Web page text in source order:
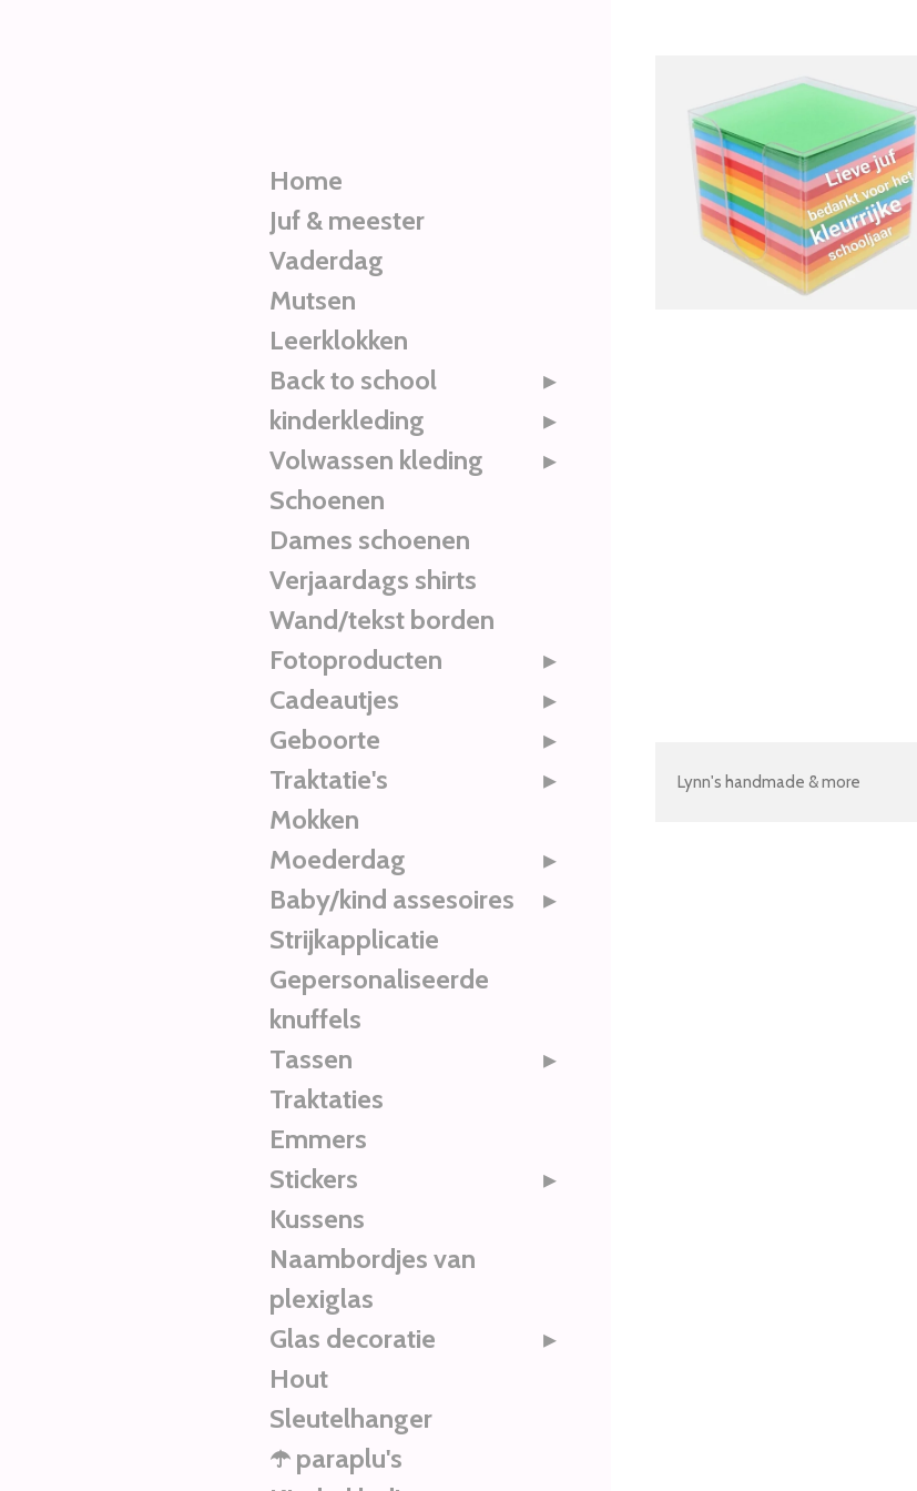
Lynn's handmade & more
Home
Juf & meester
Vaderdag
Mutsen
Leerklokken
Back to school
kinderkleding
Volwassen kleding
Schoenen
Dames schoenen
Verjaardags shirts
Wand/tekst borden
Fotoproducten
Cadeautjes
Geboorte
Traktatie's
Mokken
Moederdag
Baby/kind assesoires
Strijkapplicatie
Gepersonaliseerde
knuffels
Tassen
Traktaties
Emmers
Stickers
Kussens
Naambordjes van
plexiglas
Glas decoratie
Hout
Sleutelhanger
☂️ paraplu's